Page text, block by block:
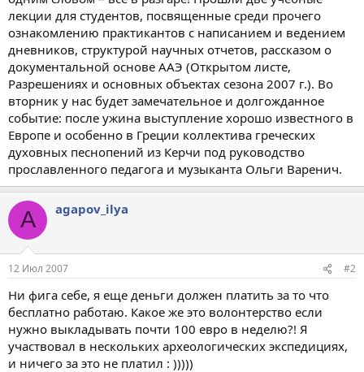
лекции для студентов, посвященные среди прочего
ознакомлению практикантов с написанием и ведением
дневников, структурой научных отчетов, рассказом о
документальной основе ААЭ (Открытом листе,
Разрешениях и основных объектах сезона 2007 г.). Во
вторник у нас будет замечательное и долгожданное
событие: после ужина выступление хорошо известного в
Европе и особенно в Греции коллектива греческих
духовных песнопений из Керчи под руководство
прославленного педагога и музыканта Ольги Варенич.
A agapov_ilya
12 Июл 2007 #2
Ни фига себе, я еще деньги должен платить за то что
бесплатно работаю. Какое же это волонтерство если
нужно выкладывать почти 100 евро в неделю?! Я
участвовал в нескольких археологических экспедициях,
и ничего за это не платил : )))))